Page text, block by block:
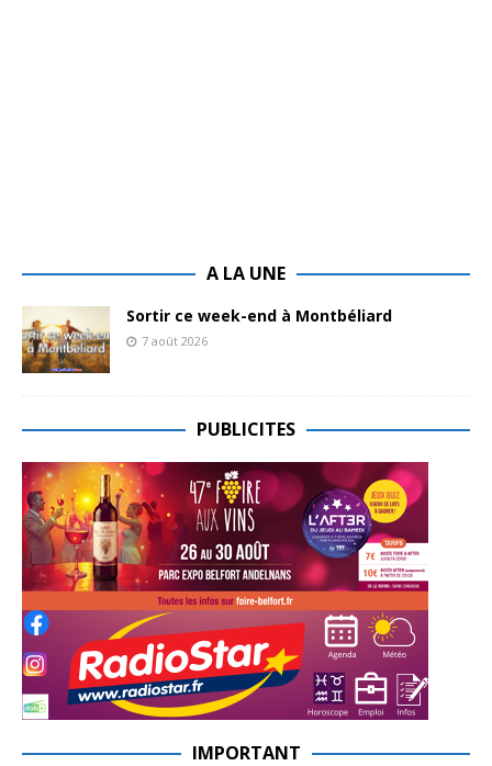
A LA UNE
Sortir ce week-end à Montbéliard
7 août 2026
PUBLICITES
IMPORTANT